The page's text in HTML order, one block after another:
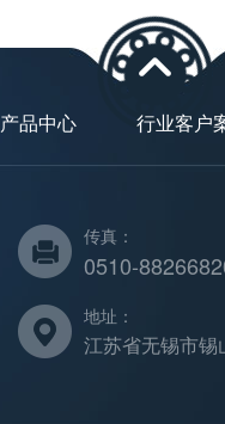
产品中心 行业客户
传真：
0510-
地址：
江苏省无锡市